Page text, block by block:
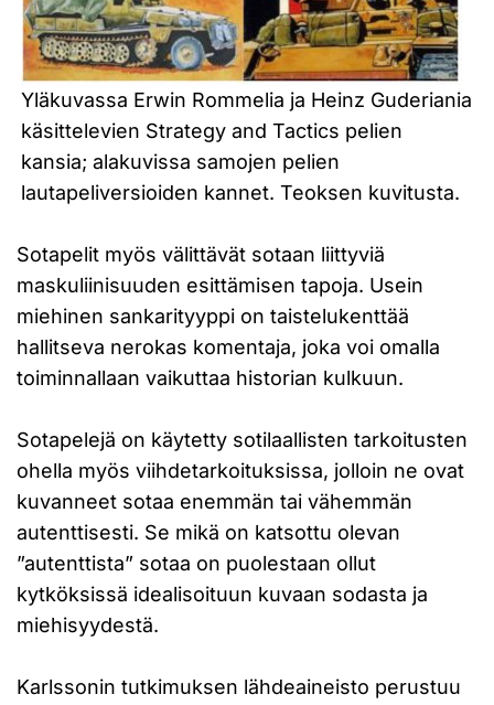
Yläkuvassa Erwin Rommelia ja Heinz Guderiania
käsittelevien Strategy and Tactics pelien
kansia; alakuvissa samojen pelien
lautapeliversioiden kannet. Teoksen kuvitusta.
Sotapelit myös välittävät sotaan liittyviä
maskuliinisuuden esittämisen tapoja. Usein
miehinen sankarityyppi on taistelukenttää
hallitseva nerokas komentaja, joka voi omalla
toiminnallaan vaikuttaa historian kulkuun.
Sotapelejä on käytetty sotilaallisten tarkoitusten
ohella myös viihdetarkoituksissa, jolloin ne ovat
kuvanneet sotaa enemmän tai vähemmän
autenttisesti. Se mikä on katsottu olevan
”autenttista” sotaa on puolestaan ollut
kytköksissä idealisoituun kuvaan sodasta ja
miehisyydestä.
Karlssonin tutkimuksen lähdeaineisto perustuu